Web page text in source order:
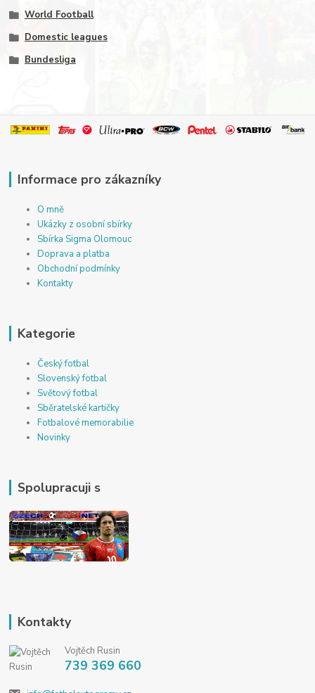
World Football
Domestic leagues
Bundesliga
Informace pro zákazníky
O mně
Ukázky z osobní sbírky
Sbírka Sigma Olomouc
Doprava a platba
Obchodní podmínky
Kontakty
Kategorie
Český fotbal
Slovenský fotbal
Světový fotbal
Sběratelské kartičky
Fotbalové memorabilie
Novinky
Spolupracuji s
Kontakty
Vojtěch Rusin
739 369 660